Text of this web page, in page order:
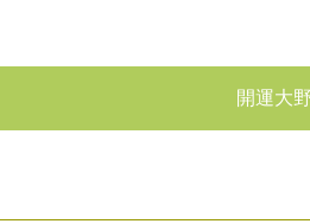
開運大